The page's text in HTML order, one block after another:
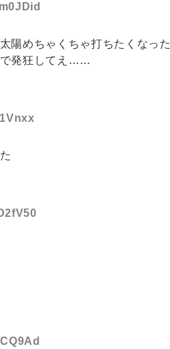
陽めちゃくちゃ打ちたくなった
で発狂してえ……